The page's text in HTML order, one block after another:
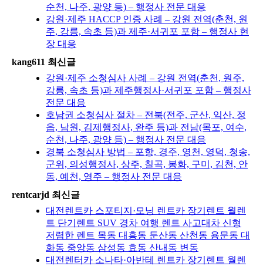
순천, 나주, 광양 등) – 행정사 전문 대응
강원·제주 HACCP 인증 사례 – 강원 전역(춘천, 원
주, 강릉, 속초 등)과 제주·서귀포 포함 – 행정사 현
장 대응
kang611 최신글
강원·제주 소청심사 사례 – 강원 전역(춘천, 원주,
강릉, 속초 등)과 제주행정사·서귀포 포함 – 행정사
전문 대응
호남권 소청심사 절차 – 전북(전주, 군산, 익산, 정
읍, 남원, 김제행정사, 완주 등)과 전남(목포, 여수,
순천, 나주, 광양 등) – 행정사 전문 대응
경북 소청심사 방법 – 포항, 경주, 영천, 영덕, 청송,
군위, 의성행정사, 상주, 칠곡, 봉화, 구미, 김천, 안
동, 예천, 영주 – 행정사 전문 대응
rentcarjd 최신글
대전렌트카 스포티지·모닝 렌트카 장기렌트 월렌
트 단기렌트 SUV 경차 여행 렌트 사고대차 신형
저렴한 렌트 목동 대흥동 둔산동 산천동 용문동 대
화동 중앙동 삼성동 효동 산내동 변동
대전렌터카 소나타·아반테 렌트카 장기렌트 월렌